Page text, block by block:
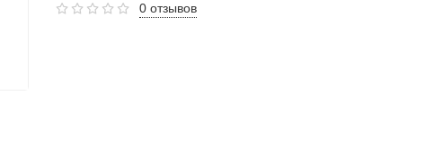
0 отзывов